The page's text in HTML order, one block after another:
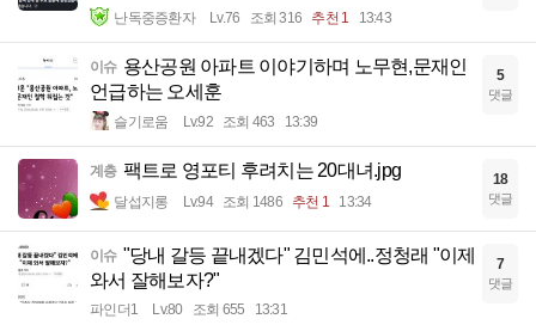
난독중증환자 Lv.76 조회 316 추천 1 13:43
이슈 용산공원 아파트 이야기하며 노무현,문재인
언급하는 오세훈
슬기로움 Lv.92 조회 463 13:39
5
댓글
계층 팩트로 영포티 후려치는 20대녀.jpg
달섭지롱 Lv.94 조회 1486 추천 1 13:34
18
댓글
이슈 "당내 갈등 끝내겠다" 김민석에..정청래 "이제
와서 잘해보자?"
파인더1 Lv.80 조회 655 13:31
7
댓글